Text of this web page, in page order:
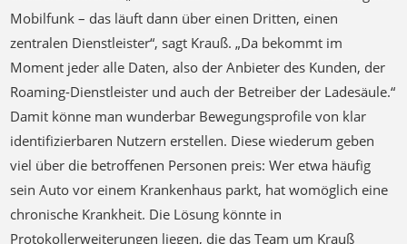
Moment jeder alle Daten, also der Anbieter des Kunden, der
Roaming-Dienstleister und auch der Betreiber der Ladesäule.“
Damit könne man wunderbar Bewegungsprofile von klar
identifizierbaren Nutzern erstellen. Diese wiederum geben
viel über die betroffenen Personen preis: Wer etwa häufig
sein Auto vor einem Krankenhaus parkt, hat womöglich eine
chronische Krankheit. Die Lösung könnte in
Protokollerweiterungen liegen, die das Team um Krauß
erforscht haben. Diese stellen sicher, dass nur die für den
Abrechnungsvorgang absolut notwendigen Daten